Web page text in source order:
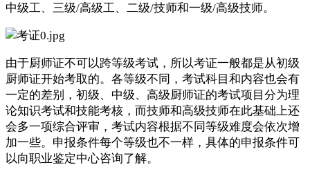
中级工、三级/高级工、二级/技师和一级/高级技师。
由于厨师证不可以跨等级考试，所以考证一般都是从初级
厨师证开始考取的。各等级不同，考试科目和内容也会有
一定的差别，初级、中级、高级厨师证的考试项目分为理
论知识考试和技能考核，而技师和高级技师在此基础上还
会多一项综合评审，考试内容根据不同等级难度会依次增
加一些。申报条件每个等级也不一样，具体的申报条件可
以向职业鉴定中心咨询了解。